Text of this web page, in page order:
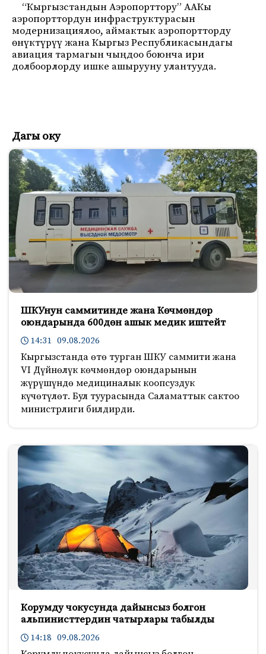
“Кыргызстандын Аэропорттору” ААКы
аэропорттордун инфраструктурасын
модернизациялоо, аймактык аэропортторду
өнүктүрүү жана Кыргыз Республикасындагы
авиация тармагын чыңдоо боюнча ири
долбоорлорду ишке ашырууну улантууда.
Дагы оку
ШКУнун саммитинде жана Көчмөндөр
оюндарында 600дөн ашык медик иштейт
14:31 09.08.2026
Кыргызстанда өтө турган ШКУ саммити жана
VI Дүйнөлүк көчмөндөр оюндарынын
жүрүшүндө медициналык коопсуздук
күчөтүлөт. Бул туурасында Саламаттык сактоо
министрлиги билдирди.
Корумду чокусунда дайынсыз болгон
альпинисттердин чатырлары табылды
14:18 09.08.2026